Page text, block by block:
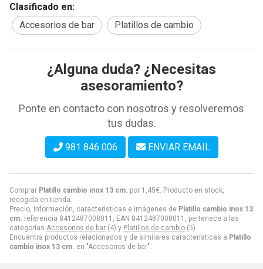
Comprar Platillo cambio inox 13 cm. por 1,45€ . Producto en stock,
recogida en tienda.
Precio, información, características e imágenes de Platillo cambio inox 13
cm. referencia 8412487008011, EAN 8412487008011, pertenece a las
categorías Accesorios de bar (4) y Platillos de cambio (5).
Encuentra productos relacionados y de similares características a Platillo
cambio inox 13 cm. en "Accesorios de bar".
Clasificado en:
Accesorios de bar
Platillos de cambio
¿Alguna duda? ¿Necesitas
asesoramiento?
Ponte en contacto con nosotros y resolveremos
tus dudas.
981 846 006 ENVIAR EMAIL